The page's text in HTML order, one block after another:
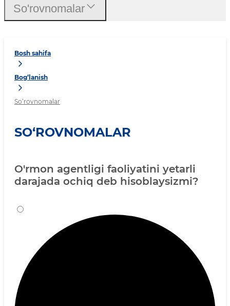
Bosh sahifa
Bog‘lanish
So‘rovnomalar
SO‘ROVNOMALAR
O'rmon agentligi faoliyatini yetarli
darajada ochiq deb hisoblaysizmi?
So'rovnomalar